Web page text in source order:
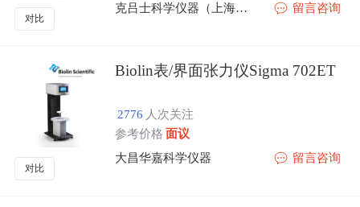
对比
克吕士科学仪器（上海）有限公司
留言咨询
对比
Biolin表/界面张力仪Sigma 702ET
2776 人次关注
参考价格 面议
大昌华嘉科学仪器
留言咨询